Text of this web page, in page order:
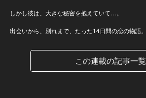
しかし彼は、大きな秘密を抱えていて…。
出会いから、別れまで、たった14日間の恋の物語。
この連載の記事一覧